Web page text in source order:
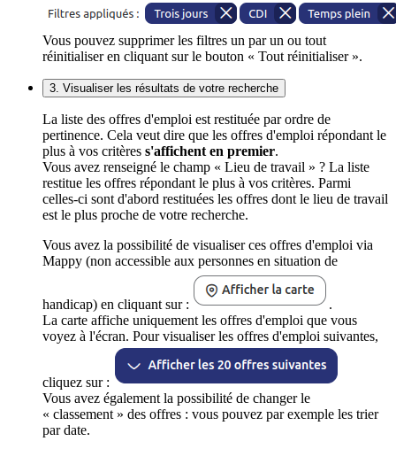
Vous pouvez supprimer les filtres un par un ou tout
réinitialiser en cliquant sur le bouton « Tout réinitialiser ».
3. Visualiser les résultats de votre recherche
La liste des offres d'emploi est restituée par ordre de
pertinence. Cela veut dire que les offres d'emploi répondant le
plus à vos critères s'affichent en premier.
Vous avez renseigné le champ « Lieu de travail » ? La liste
restitue les offres répondant le plus à vos critères. Parmi
celles-ci sont d'abord restituées les offres dont le lieu de travail
est le plus proche de votre recherche.
Vous avez la possibilité de visualiser ces offres d'emploi via
Mappy (non accessible aux personnes en situation de
handicap) en cliquant sur :
.
La carte affiche uniquement les offres d'emploi que vous
voyez à l'écran. Pour visualiser les offres d'emploi suivantes,
cliquez sur :
Vous avez également la possibilité de changer le
« classement » des offres : vous pouvez par exemple les trier
par date.